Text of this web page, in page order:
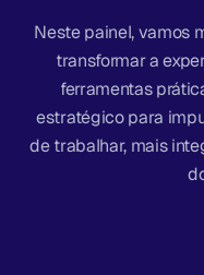
Neste painel, vamos
transformar a
ferramentas
estratégico para
de trabalhar, mais